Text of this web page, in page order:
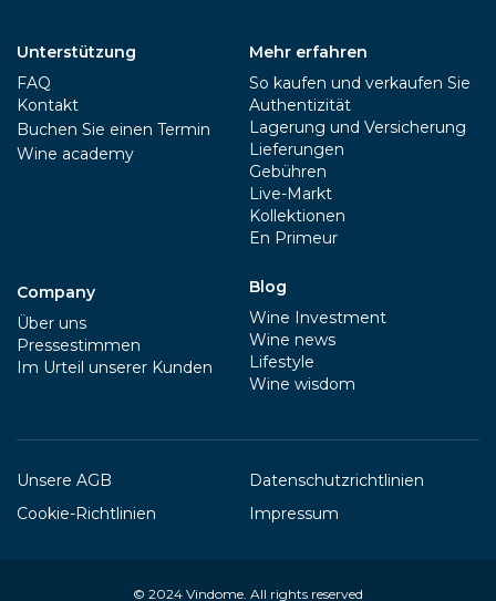
Unterstützung
FAQ
Kontakt
Buchen Sie einen Termin
Wine academy
Company
Über uns
Pressestimmen
Im Urteil unserer Kunden
Mehr erfahren
So kaufen und verkaufen Sie
Authentizität
Lagerung und Versicherung
Lieferungen
Gebühren
Live-Markt
Kollektionen
En Primeur
Blog
Wine Investment
Wine news
Lifestyle
Wine wisdom
Unsere AGB
Datenschutzrichtlinien
Cookie-Richtlinien
Impressum
© 2024 Vindome. All rights reserved